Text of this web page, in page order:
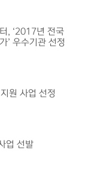
, ‘2017년 전국
’ 우수기관 선정
원 사업 선정
업 선발